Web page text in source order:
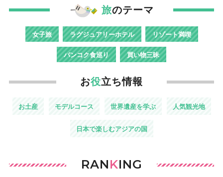
旅のテーマ
女子旅 ラグジュアリーホテル リゾート満喫
バンコク食巡り 買い物三昧
お役立ち情報
お土産 モデルコース 世界遺産を学ぶ 人気観光地
日本で楽しむアジアの国
RANKING